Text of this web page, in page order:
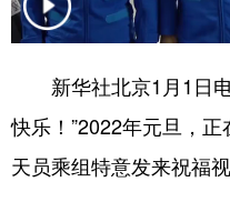
食品 人居
彩票 娱乐
新华社北京1月1日电
快乐！”2022年元旦，
天员乘组特意发来祝福视